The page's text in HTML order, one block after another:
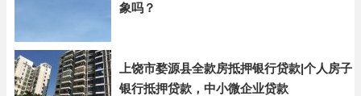
象吗？
上饶市婺源县全款房抵押银行贷款|个人房子
银行抵押贷款，中小微企业贷款